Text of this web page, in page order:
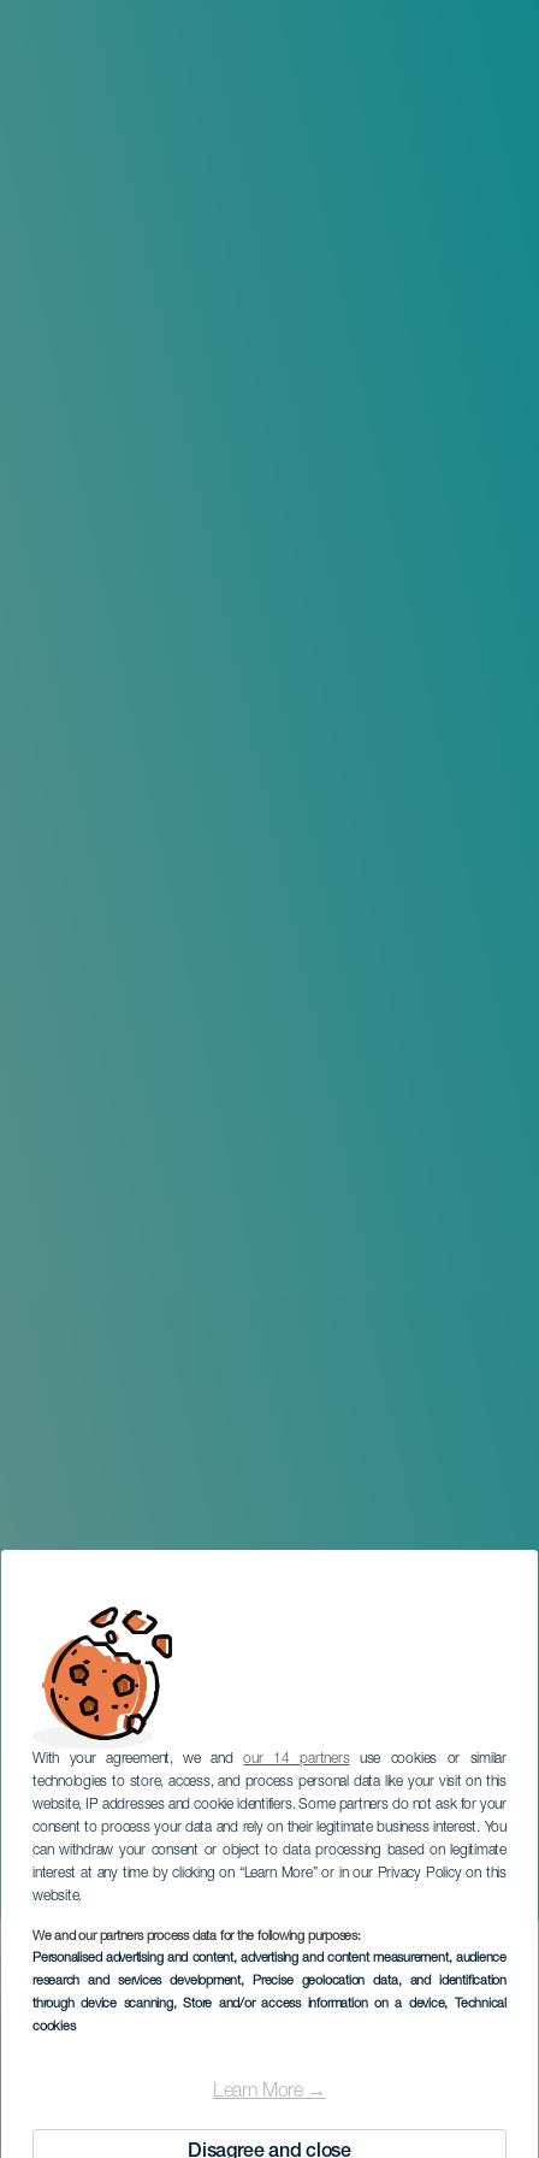
With your agreement, we andour 14 partnersuse cookies or similar
technologies to store, access, and process personal data like your visit on this
website, IP addresses and cookie identifiers. Some partners do not ask for your
consent to process your data and rely on their legitimate business interest. You
can withdraw your consent or object to data processing based on legitimate
interest at any time by clicking on “Learn More” or in our Privacy Policy on this
website.
We and our partners process data for the following purposes:
Personalised advertising and content, advertising and content measurement, audience
research and services development, Precise geolocation data, and identification
through device scanning, Store and/or access information on a device, Technical
cookies
Learn More →
Disagree and close
Mover montañas
LANZAROTE
Imagen
Listado